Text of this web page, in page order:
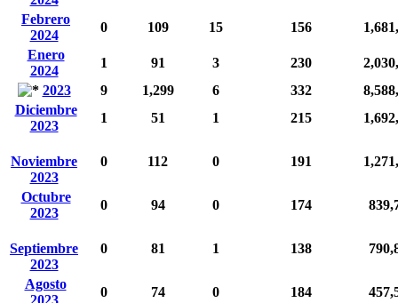
Febrero
2024
0 109 15 156
Enero
2024
1 91 3 230
2023
9 1,299 6 332
Diciembre
2023
1 51 1 215
Noviembre
2023
0 112 0 191
Octubre
2023
0 94 0 174
Septiembre
2023
0 81 1 138
Agosto
2023
0 74 0 184